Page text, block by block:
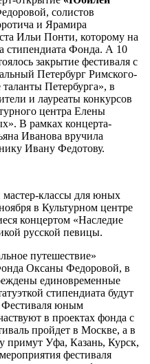
солистов
и Ярамира
Ильи Понти, которому на
стипендиата Фонда. А 10
закрытие фестиваля с
Петербург Римского-
Петербурга», в
и лауреаты конкурсов
центра Елены
В рамках концерта-
Иванова вручила
Ивану Федотову.
мастер-классы для юных
в Культурном центре
концертом «Наследие
русской певицы.
путешествие»
Оксаны Федоровой, в
единовременные
стипендиата будут
Фестиваля юным
в проектах фонда с
пройдет в Москве, а в
примут Уфа, Казань, Курск,
фестиваля